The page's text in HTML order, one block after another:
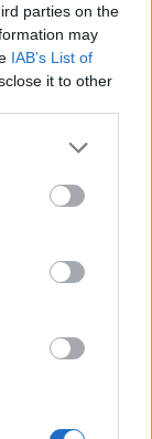
parties on the
may
IAB’s List of
it to other
more Google
may click to
tags to
below Google